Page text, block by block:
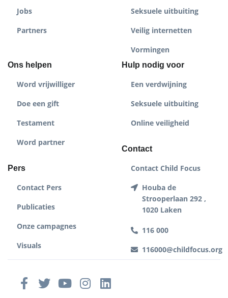
Jobs
Partners
Seksuele uitbuiting
Veilig internetten
Vormingen
Ons helpen
Word vrijwilliger
Doe een gift
Testament
Word partner
Pers
Contact Pers
Publicaties
Onze campagnes
Visuals
Hulp nodig voor
Een verdwijning
Seksuele uitbuiting
Online veiligheid
Contact
Contact Child Focus
Houba de
Strooperlaan 292 ,
1020 Laken
116 000
116000@childfocus.org